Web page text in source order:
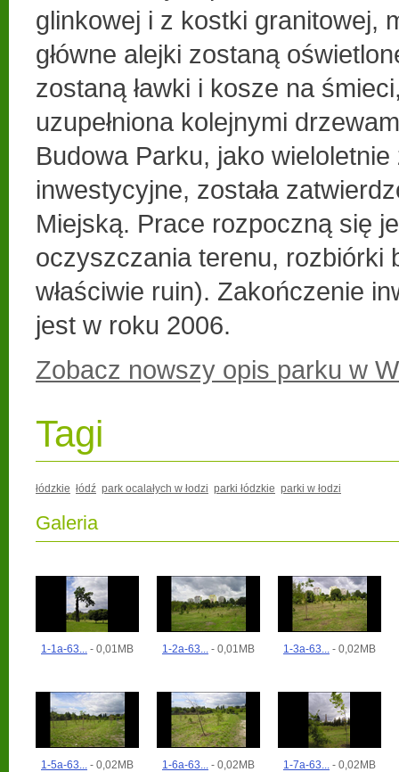
glinkowej i z kostki granitowej,
główne alejki zostaną
zostaną ławki i kosze na
uzupełniona kolejnymi
Budowa Parku, jako wieloletnie
inwestycyjne, została
Miejską. Prace rozpoczną się
oczyszczania terenu, rozbiórki
właściwie ruin). Zakończenie
jest w roku 2006.
Zobacz nowszy opis parku w
Tagi
łódzkie łódź park ocalałych w łodzi parki łódzkie parki w łodzi
Galeria
1-1a-63... - 0,01MB 1-2a-63... - 0,01MB 1-3a-63... - 0,02MB
1-5a-63... - 0,02MB 1-6a-63... - 0,02MB 1-7a-63... - 0,02MB